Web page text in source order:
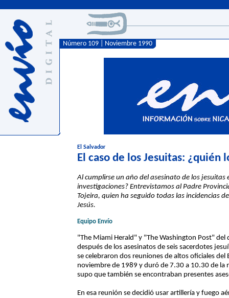
Número 109 | Noviembre 1990
El Salvador
El caso de los Jesuitas: ¿quién
Al cumplirse un año del asesinato de los
investigaciones? Entrevistamos al Padre
Tojeira, quien ha seguido todas las incidencias
Jesús.
Equipo Envío
"The Miami Herald" y "The Washington Post"
después de los asesinatos de seis sacerdotes
se celebraron dos reuniones de altos oficiales
noviembre de 1989 y duró de 7.30 a 10.30 de
supo que también se encontraban presentes
En esa reunión se decidió usar artillería y fuego